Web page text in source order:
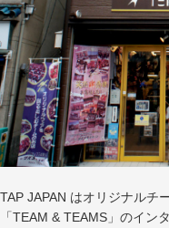
TAP JAPAN はオリジナルチ
「TEAM & TEAMS」のイン